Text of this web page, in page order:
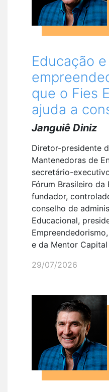
Educação e
que o Fies
ajuda a
Janguiê Diniz
Diretor-presidente
Mantenedoras de
secretário-
Fórum Brasileiro da
fundador,
conselho de
Educacional,
e da Mentor Capital
29/07/2026